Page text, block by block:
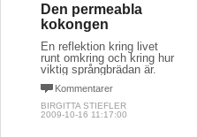
Den permeabla
kokongen
En reflektion kring livet
runt omkring och kring hur
viktig språngbrädan är.
Kommentarer
BIRGITTA STIEFLER
2009-10-16 11:17:00